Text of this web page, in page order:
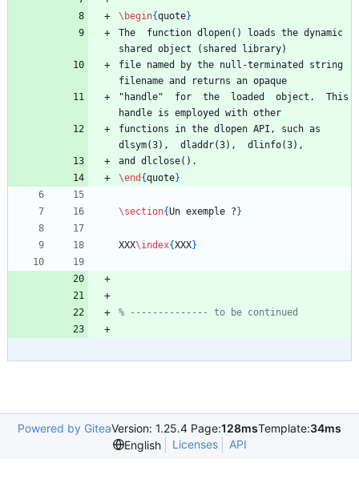
\begin{quote}
The  function dlopen() loads the dynamic
file named by the null-terminated string
"handle"  for  the  loaded  object.  This
functions in the dlopen API, such as
\end {quote}
\section{Un exemple ? }
XXX\index{XXX}
Powered by GiteaVersion: 1.25.4 Page:128msTemplate:34ms
English
Licenses API